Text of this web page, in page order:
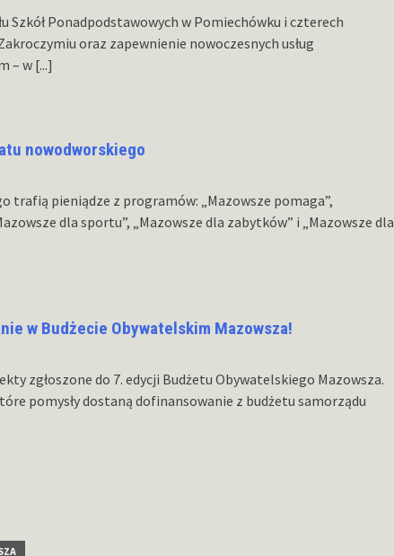
Szkół Ponadpodstawowych w Pomiechówku i czterech
oraz zapewnienie nowoczesnych usług
– w [...]
nowodworskiego
trafią pieniądze z programów: „Mazowsze pomaga”,
dla sportu”, „Mazowsze dla zabytków” i „Mazowsze dla
w Budżecie Obywatelskim Mazowsza!
zgłoszone do 7. edycji Budżetu Obywatelskiego Mazowsza.
pomysły dostaną dofinansowanie z budżetu samorządu